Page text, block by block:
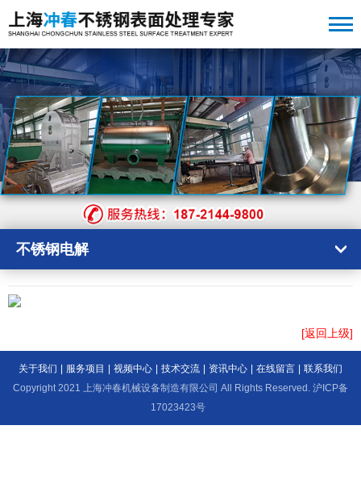
不锈钢电解
[返回上级]
关于我们 服务项目 视频中心 技术交流 资讯中心 在线留言
联系我们
Copyright 2021 上海冲春机械设备制造有限公司 All Rights Reserved. 沪ICP备
17023423号